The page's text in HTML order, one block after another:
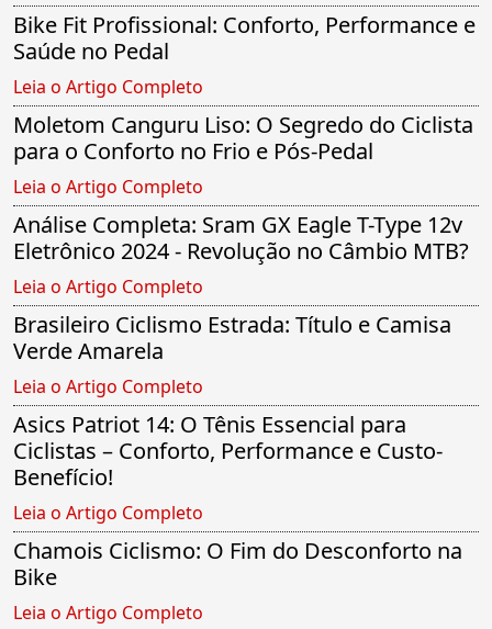
Bike Fit Profissional: Conforto, Performance e
Saúde no Pedal
Leia o Artigo Completo
Moletom Canguru Liso: O Segredo do Ciclista
para o Conforto no Frio e Pós-Pedal
Leia o Artigo Completo
Análise Completa: Sram GX Eagle T-Type 12v
Eletrônico 2024 - Revolução no Câmbio MTB?
Leia o Artigo Completo
Brasileiro Ciclismo Estrada: Título e Camisa
Verde Amarela
Leia o Artigo Completo
Asics Patriot 14: O Tênis Essencial para
Ciclistas – Conforto, Performance e Custo-
Benefício!
Leia o Artigo Completo
Chamois Ciclismo: O Fim do Desconforto na
Bike
Leia o Artigo Completo